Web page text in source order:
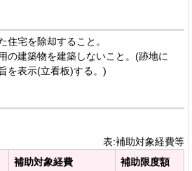
住宅を除却すること。
の建築物を建築しないこと。(跡地に
を表示(立看板)する。)
表:補助対象経費等
補助対象経費 補助限度額